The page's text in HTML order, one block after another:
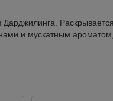
и мускатным